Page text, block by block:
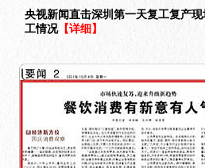
央视新闻直击深圳第一天复工复产
工情况【详细】